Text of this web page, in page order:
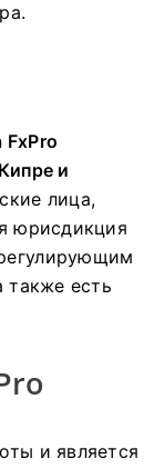
и
лица,
юрисдикция
также есть
и является